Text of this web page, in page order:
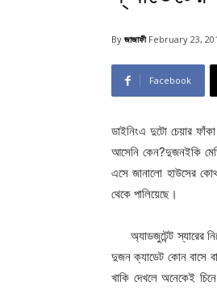
By জাজাফী February 23,
Facebook
ডাইনিংএ দুটো চেয়ার
আসেনি কেন?দুজনইকি
এসে জানালো হাউসের
থেকে পালিয়েছে।
অ্যাডজুটেন্ট স্যারের
দুজন ক্যাডেট কোন বাসে
খাকি দেখলে অনেকেই